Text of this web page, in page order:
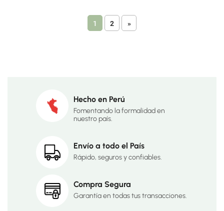
1 2 »
Hecho en Perú
Fomentando la formalidad en
nuestro país.
Envío a todo el País
Rápido, seguros y confiables.
Compra Segura
Garantía en todas tus transacciones.